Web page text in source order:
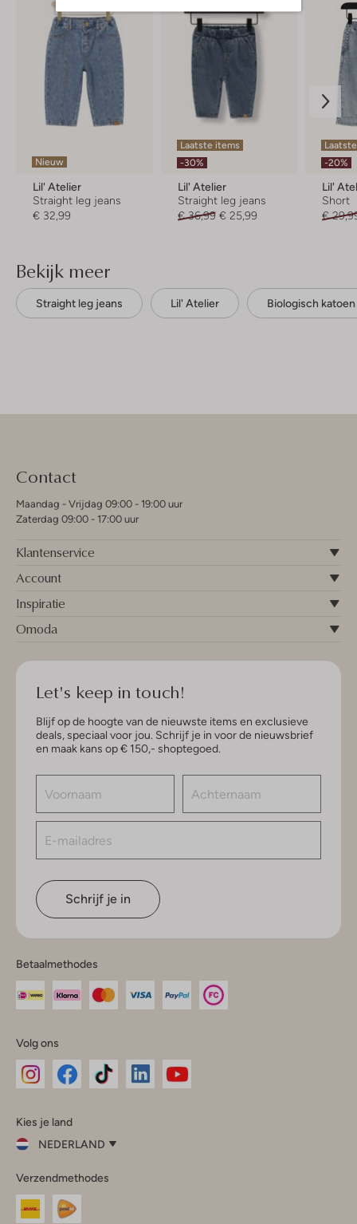
Nieuw
Lil' Atelier
Straight leg jeans
€ 32,99
Laatste items
-30%
Lil' Atelier
Straight leg jeans
€ 36,99 € 25,99
-20%
Lil'
Short
€
Bekijk meer
Straight leg jeans Lil' Atelier Biologisch katoen
Contact
Maandag - Vrijdag 09:00 - 19:00 uur
Zaterdag 09:00 - 17:00 uur
Klantenservice
Account
Inspiratie
Omoda
Let's keep in touch!
Blijf op de hoogte van de nieuwste items en exclusieve
deals, speciaal voor jou. Schrijf je in voor de nieuwsbrief
en maak kans op € 150,- shoptegoed.
Schrijf je in
Betaalmethodes
Volg ons
InstagramFacebook
Kies je land
NEDERLAND
je
land
Nederland
Verzendmethodes